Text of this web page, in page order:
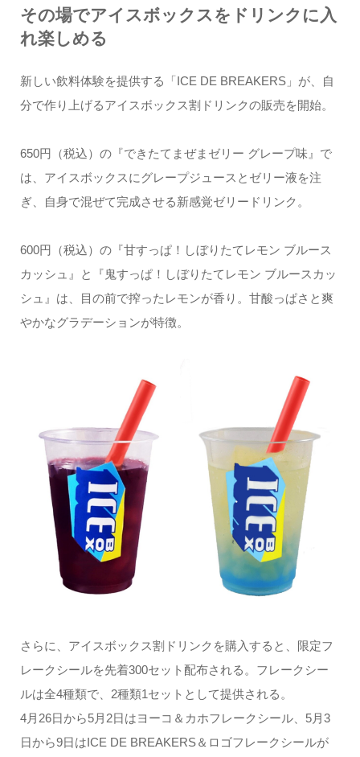
その場でアイスボックスをドリンクに入
れ楽しめる
新しい飲料体験を提供する「ICE DE BREAKERS」が、自
分で作り上げるアイスボックス割ドリンクの販売を開始。
650円（税込）の『できたてまぜまゼリー グレープ味』で
は、アイスボックスにグレープジュースとゼリー液を注
ぎ、自身で混ぜて完成させる新感覚ゼリードリンク。
600円（税込）の『甘すっぱ！しぼりたてレモン ブルース
カッシュ』と『鬼すっぱ！しぼりたてレモン ブルースカッ
シュ』は、目の前で搾ったレモンが香り。甘酸っぱさと爽
やかなグラデーションが特徴。
さらに、アイスボックス割ドリンクを購入すると、限定フ
レークシールを先着300セット配布される。フレークシー
ルは全4種類で、2種類1セットとして提供される。
4月26日から5月2日はヨーコ＆カホフレークシール、5月3
日から9日はICE DE BREAKERS＆ロゴフレークシールが